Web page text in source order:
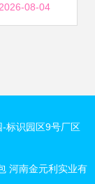
婚夫妇的
08-04
标识园区9号厂区
河南金元利实业有